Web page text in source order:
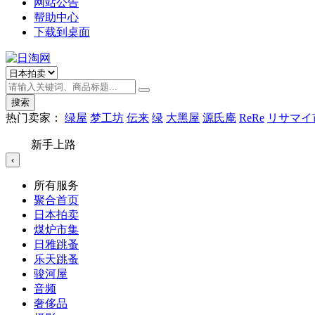
网站公告
帮助中心
下载到桌面
搜索
热门卖家： 绿屋 梦工坊 伝来 绿 大黑屋 源氏庵 ReRe リサマ
新手上路
‹
所有服务
聚合首页
日本拍卖
煤炉市集
日雅跳蚤
乐天跳蚤
骏河屋
音频
奢侈品